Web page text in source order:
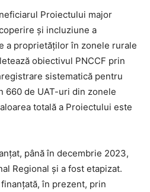
Proiectului major
și incluziune a
a proprietăților în zonele rurale
obiectivul PNCCF prin
sistematică pentru
660 de UAT-uri din zonele
totală a Proiectului este
până în decembrie 2023,
Regional și a fost etapizat.
în prezent, prin